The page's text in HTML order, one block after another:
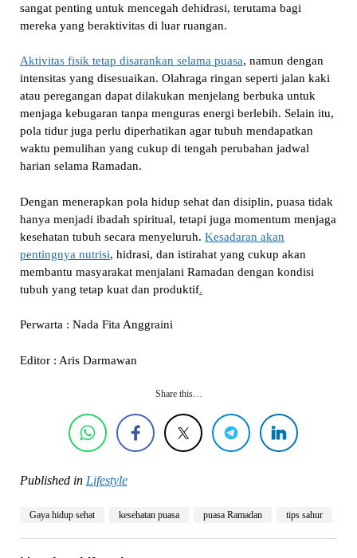
sangat penting untuk mencegah dehidrasi, terutama bagi
mereka yang beraktivitas di luar ruangan.
Aktivitas fisik tetap disarankan selama puasa, namun dengan
intensitas yang disesuaikan. Olahraga ringan seperti jalan kaki
atau peregangan dapat dilakukan menjelang berbuka untuk
menjaga kebugaran tanpa menguras energi berlebih. Selain itu,
pola tidur juga perlu diperhatikan agar tubuh mendapatkan
waktu pemulihan yang cukup di tengah perubahan jadwal
harian selama Ramadan.
Dengan menerapkan pola hidup sehat dan disiplin, puasa tidak
hanya menjadi ibadah spiritual, tetapi juga momentum menjaga
kesehatan tubuh secara menyeluruh. Kesadaran akan
pentingnya nutrisi, hidrasi, dan istirahat yang cukup akan
membantu masyarakat menjalani Ramadan dengan kondisi
tubuh yang tetap kuat dan produktif.
Perwarta : Nada Fita Anggraini
Editor : Aris Darmawan
Share this…
Published in Lifestyle
Gaya hidup sehat kesehatan puasa puasa Ramadan tips sahur